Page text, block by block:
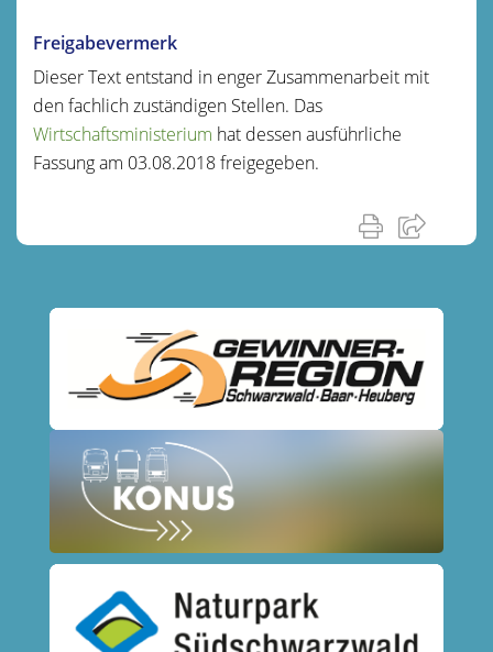
Freigabevermerk
Dieser Text entstand in enger Zusammenarbeit mit
den fachlich zuständigen Stellen. Das
Wirtschaftsministerium hat dessen ausführliche
Fassung am 03.08.2018 freigegeben.